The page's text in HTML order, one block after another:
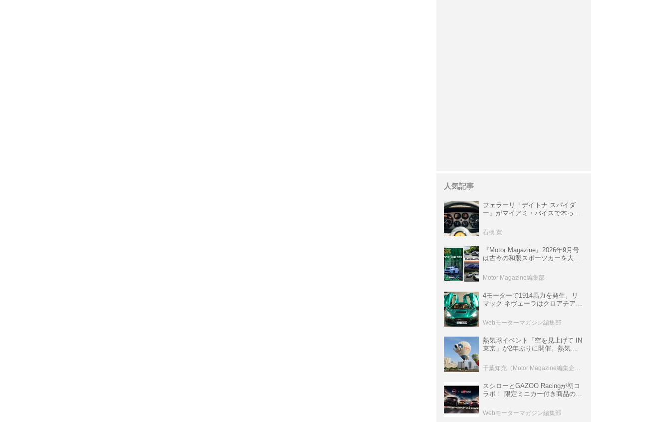
人気記事
フェラーリ「デイトナ スパイダ
ー」がマイアミ・バイスで木っ端
サ」に化けた理由
石橋 寛
『Motor Magazine』2026年9月号
は古今の和製スポーツカーを大特
情報も満載
Motor Magazine編集部
4モーターで1914馬力を発生。リ
マック ネヴェーラはクロアチア発
ロニクル・完全版／115】
Webモーターマガジン編集部
熱気球イベント「空を見上げて IN
東京」が2年ぶりに開催。熱気球
室などのコンテンツも
スシローとGAZOO Racingが初コ
ラボ！ 限定ミニカー付き商品の
ト体験があたる抽選企画などを展
開
Webモーターマガジン編集部